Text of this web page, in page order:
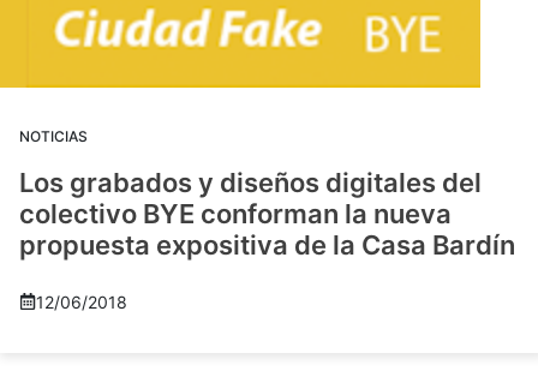
NOTICIAS
Los grabados y diseños digitales del
colectivo BYE conforman la nueva
propuesta expositiva de la Casa Bardín
12/06/2018